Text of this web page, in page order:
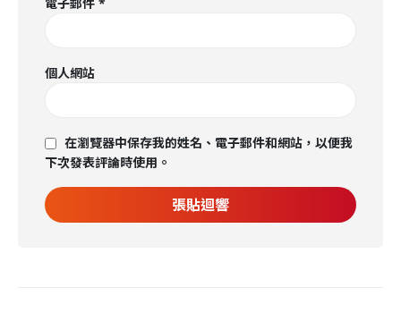
電子郵件 *
個人網站
在瀏覽器中保存我的姓名、電子郵件和網站，以便我
下次發表評論時使用。